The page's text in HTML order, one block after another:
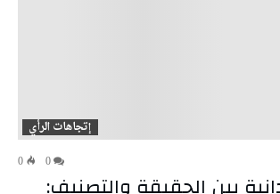
إتجاهات الرأي
0
بين الحقيقة والتصنيف: